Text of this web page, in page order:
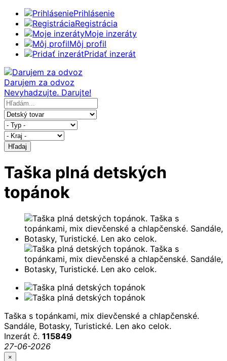
Prihlásenie
Registrácia
Moje inzeráty
Môj profil
Pridať inzerát
Darujem za odvoz
Nevyhadzujte. Darujte!
Hľadaj
Taška plná detských
topánok
Taška s topánkami, mix dievčenské a chlapčenské.
Sandále, Botasky, Turistické. Len ako celok.
Inzerát č. 115849
27-06-2026
×